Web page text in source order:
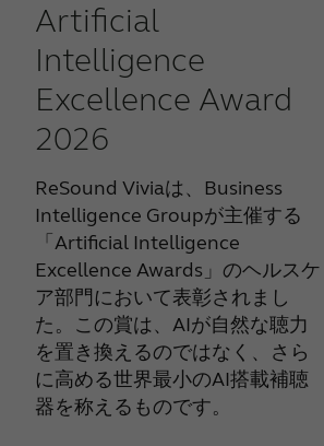
Artificial
Intelligence
Excellence Award
2026
ReSound Viviaは、Business
Intelligence Groupが主催する
「Artificial Intelligence
Excellence Awards」のヘルスケ
ア部門において表彰されまし
た。この賞は、AIが自然な聴力
を置き換えるのではなく、さら
に高める世界最小のAI搭載補聴
器を称えるものです。